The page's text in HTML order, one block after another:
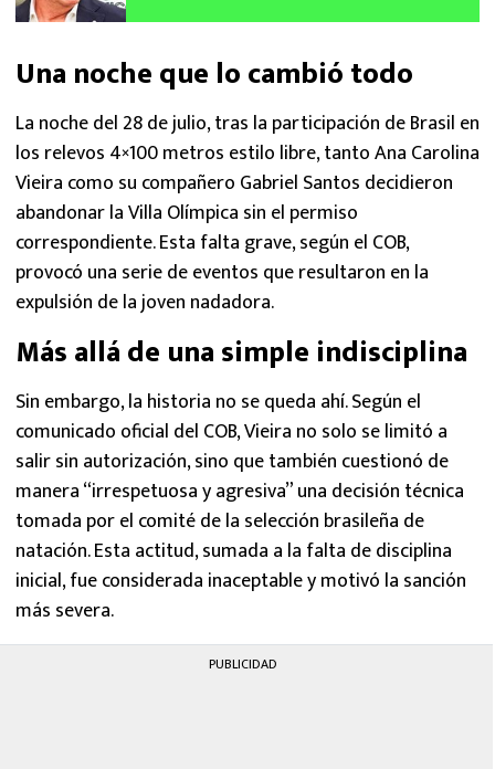
Una noche que lo cambió todo
La noche del 28 de julio, tras la participación de Brasil en
los relevos 4×100 metros estilo libre, tanto Ana Carolina
Vieira como su compañero Gabriel Santos decidieron
abandonar la Villa Olímpica sin el permiso
correspondiente. Esta falta grave, según el COB,
provocó una serie de eventos que resultaron en la
expulsión de la joven nadadora.
Más allá de una simple indisciplina
Sin embargo, la historia no se queda ahí. Según el
comunicado oficial del COB, Vieira no solo se limitó a
salir sin autorización, sino que también cuestionó de
manera “irrespetuosa y agresiva” una decisión técnica
tomada por el comité de la selección brasileña de
natación. Esta actitud, sumada a la falta de disciplina
inicial, fue considerada inaceptable y motivó la sanción
más severa.
PUBLICIDAD